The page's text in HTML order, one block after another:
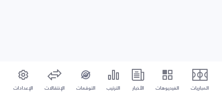
المباريات الفيديوهات الأخبار الترتيب التوقعات الإنتقالات الإعدادات